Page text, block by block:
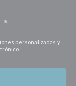
*
personalizadas y